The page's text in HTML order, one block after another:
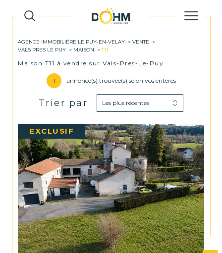
AGENCE IMMOBILIÈRE LE PUY-EN-VELAY
VENTE
VALS PRES LE PUY
MAISON T11
Maison T11 à vendre sur Vals-Pres-Le-Puy
1 annonce(s) trouvée(s) selon vos critères
Trier par Les plus récentes
EXCLUSIF